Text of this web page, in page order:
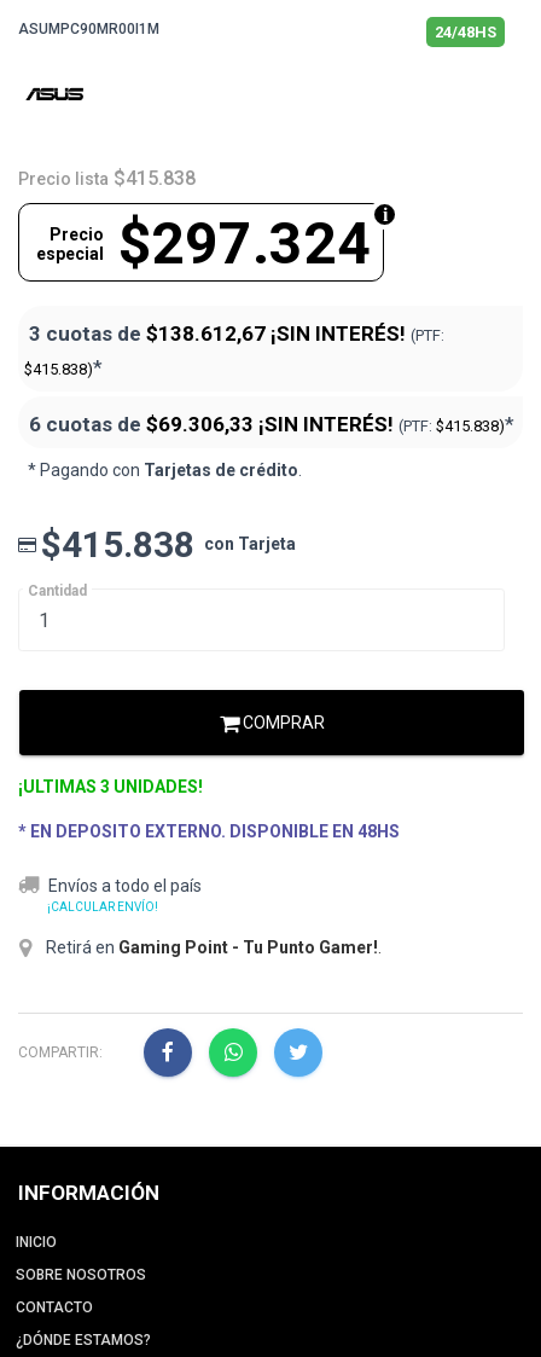
ASUMPC90MR00I1M 24/48HS
Precio lista $415.838
$297.324
Precio
especial
3 cuotas de $138.612,67 ¡SIN INTERÉS! (PTF:
$415.838)*
6 cuotas de $69.306,33 ¡SIN INTERÉS! (PTF: $415.838)*
* Pagando con Tarjetas de crédito.
$415.838 con Tarjeta
Cantidad
COMPRAR
¡ULTIMAS 3 UNIDADES!
* EN DEPOSITO EXTERNO. DISPONIBLE EN 48HS
Envíos a todo el país
¡CALCULAR ENVÍO!
Retirá en Gaming Point - Tu Punto Gamer!
COMPARTIR:
INFORMACIÓN
INICIO
SOBRE NOSOTROS
CONTACTO
¿DÓNDE ESTAMOS?